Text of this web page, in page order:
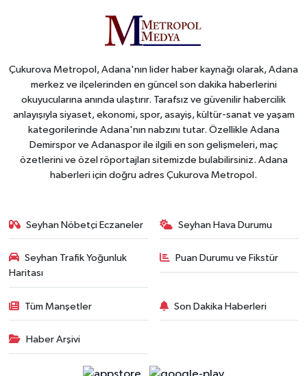
Çukurova Metropol, Adana'nın lider haber kaynağı olarak, Adana
merkez ve ilçelerinden en güncel son dakika haberlerini
okuyucularına anında ulaştırır. Tarafsız ve güvenilir habercilik
anlayışıyla siyaset, ekonomi, spor, asayiş, kültür-sanat ve yaşam
kategorilerinde Adana'nın nabzını tutar. Özellikle Adana
Demirspor ve Adanaspor ile ilgili en son gelişmeleri, maç
özetlerini ve özel röportajları sitemizde bulabilirsiniz. Adana
haberleri için doğru adres Çukurova Metropol.
Seyhan Nöbetçi Eczaneler Seyhan Hava Durumu
Seyhan Trafik Yoğunluk
Haritası
Puan Durumu ve Fikstür
Tüm Manşetler Son Dakika Haberleri
Haber Arşivi